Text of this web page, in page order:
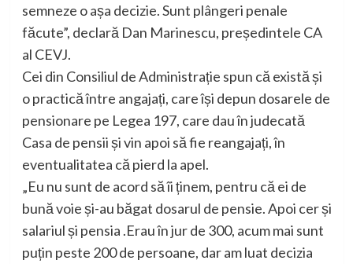
semneze o așa decizie. Sunt plângeri penale
făcute”, declară Dan Marinescu, președintele CA
al CEVJ.
Cei din Consiliul de Administrație spun că există și
o practică între angajați, care își depun dosarele de
pensionare pe Legea 197, care dau în judecată
Casa de pensii și vin apoi să fie reangajați, în
eventualitatea că pierd la apel.
„Eu nu sunt de acord să îi ținem, pentru că ei de
bună voie și-au băgat dosarul de pensie. Apoi cer și
salariul și pensia .Erau în jur de 300, acum mai sunt
puțin peste 200 de persoane, dar am luat decizia